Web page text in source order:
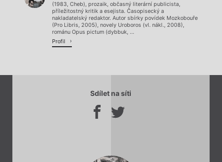
(1983, Cheb), prozaik, občasný literární publicista,
příležitostný kritik a esejista. Časopisecký a
nakladatelský redaktor. Autor sbírky povídek Mozkobouře
(Pro Libris, 2005), novely Uroboros (vl. nákl., 2008),
románu Opus pictum (dybbuk, ...
Profil
Sdílet na síti